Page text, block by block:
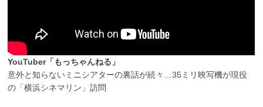
YouTuber「もっちゃんねる」
意外と知らないミニシアターの裏話が続々…35ミリ映写機が現役
の「横浜シネマリン」訪問